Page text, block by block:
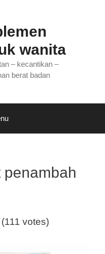
wanita
– kecantikan –
berat badan
penambah
votes)